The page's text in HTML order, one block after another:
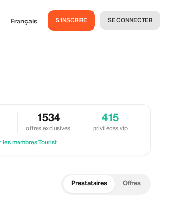
Français S'INSCRIRE SE CONNECTER
1534
offres exclusives
415
privilèges vip
les membres Tourist
Prestataires Offres